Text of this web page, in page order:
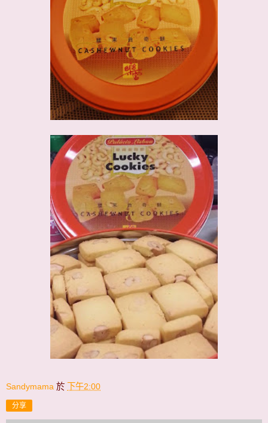
Sandymama 於 下午2:00
分享